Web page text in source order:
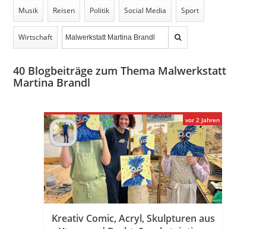
Musik Reisen Politik Social Media Sport
Wirtschaft
40 Blogbeiträge zum Thema Malwerkstatt
Martina Brandl
Kreativ Comic, Acryl, Skulpturen aus
vor 2 Jahren